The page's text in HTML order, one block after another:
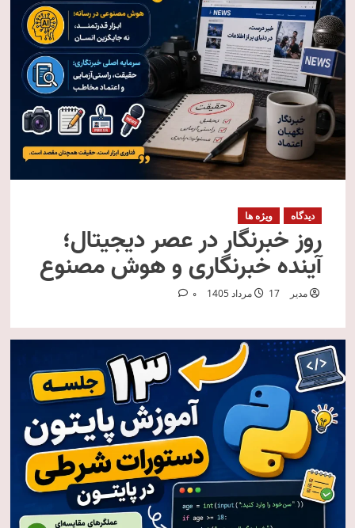
دیدگاه ویژه ها
روز خبرنگار در عصر دیجیتال؛
آینده خبرنگاری و هوش مصنوع
مدیر 17 مرداد 1405 0